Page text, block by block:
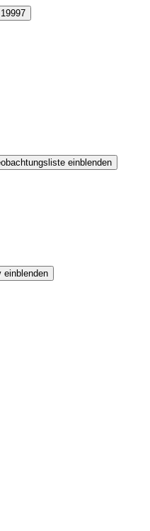
19997
einblenden
einblenden